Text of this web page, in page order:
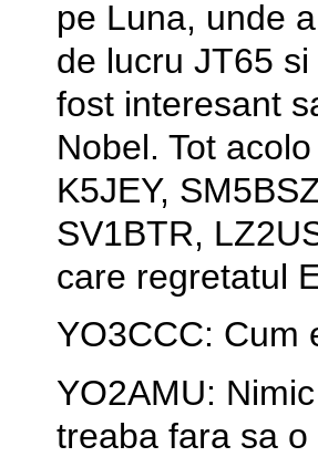
pe Luna, unde
de lucru JT65
fost interesant
Nobel. Tot
K5JEY,
SV1BTR,
care regretatul
YO3CCC: Cum
YO2AMU:
treaba fara sa